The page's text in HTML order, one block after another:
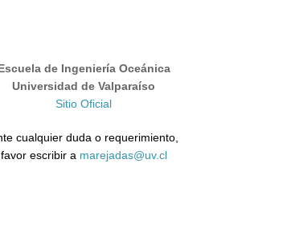
de Ingeniería Oceánica
Universidad de Valparaíso
Sitio Oficial
cualquier duda o requerimiento,
favor escribir a marejadas@uv.cl